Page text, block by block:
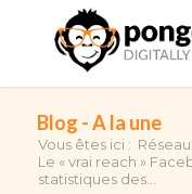
Blog - A la une
Vous êtes ici :
Le « vrai reach »
statistiques des...